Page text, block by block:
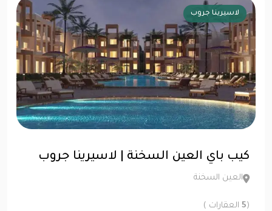
لاسيرينا جروب
كيب باي العين السخنة | لاسيرينا جروب
العين السخنة
(
5 العقارات )